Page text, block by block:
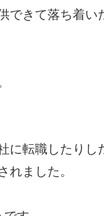
できて落ち着い
に転職したりし
れました。